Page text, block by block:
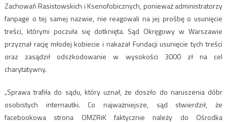
Zachowań Rasistowskich i Ksenofobicznych, ponieważ administratorzy
fanpage o tej samej nazwie, nie reagowali na jej prośbę o usunięcie
treści, którymi poczuła się dotknięta. Sąd Okręgowy w Warszawie
przyznał rację młodej kobiecie i nakazał Fundacji usunięcie tych treści
oraz zasądził odszkodowanie w wysokości 3000 zł na cel
charytatywny.
„Sprawa trafiła do sądu, który uznał, że doszło do naruszenia dóbr
osobistych internautki. Co najważniejsze, sąd stwierdził, że
facebookowa strona OMZRiK faktycznie należy do Ośrodka